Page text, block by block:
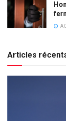
Articles